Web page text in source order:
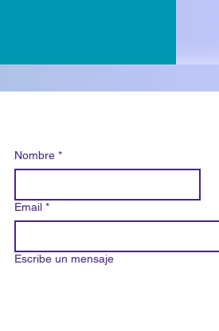
Nombre *
Email *
Escribe un mensaje